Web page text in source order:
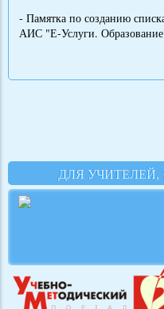
- Памятка по созданию
АИС "Е-Услуги.
ДЛЯ